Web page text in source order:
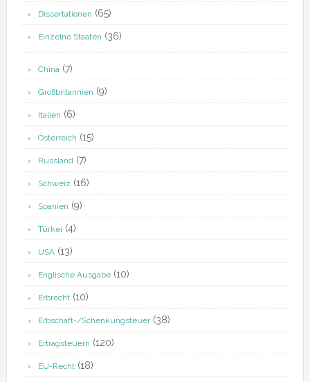
Dissertationen (65)
Einzelne Staaten (36)
China(7)
Großbritannien (9)
Italien (6)
Österreich (15)
Russland(7)
Schweiz (16)
Spanien (9)
Türkei (4)
USA(13)
Englische Ausgabe(10)
Erbrecht(10)
Erbschaft-/Schenkungsteuer(38)
Ertragsteuern (120)
EU-Recht(18)